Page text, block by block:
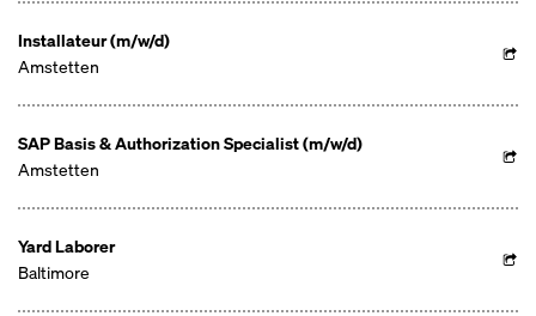
Installateur (m/w/d)
Amstetten
SAP Basis & Authorization Specialist (m/w/d)
Amstetten
Yard Laborer
Baltimore